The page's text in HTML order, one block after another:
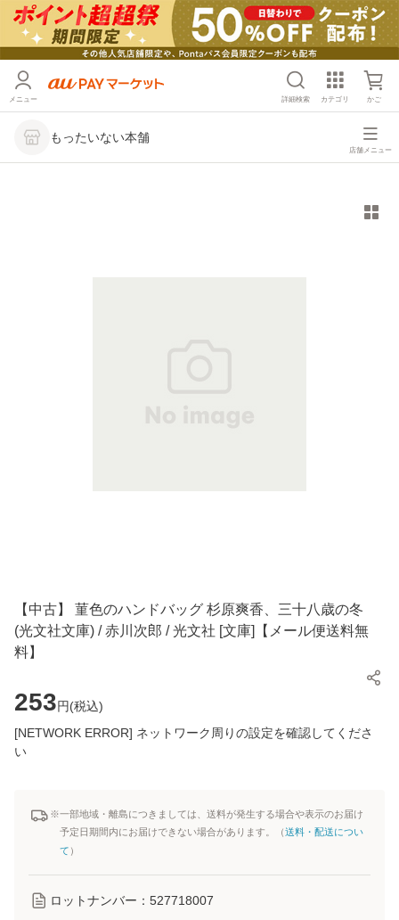
メニュー 詳細検索 カテゴリ かご
もったいない本舗
店舗メニュー
【中古】 菫色のハンドバッグ 杉原爽香、三十八歳の冬
(光文社文庫) / 赤川次郎 / 光文社 [文庫]【メール便送料無
料】
253円(税込)
[NETWORK ERROR] ネットワーク周りの設定を確認してくださ
い
※一部地域・離島につきましては、送料が発生する場合や表示のお届け
予定日期間内にお届けできない場合があります。（送料・配送につい
て ）
ロットナンバー： 527718007